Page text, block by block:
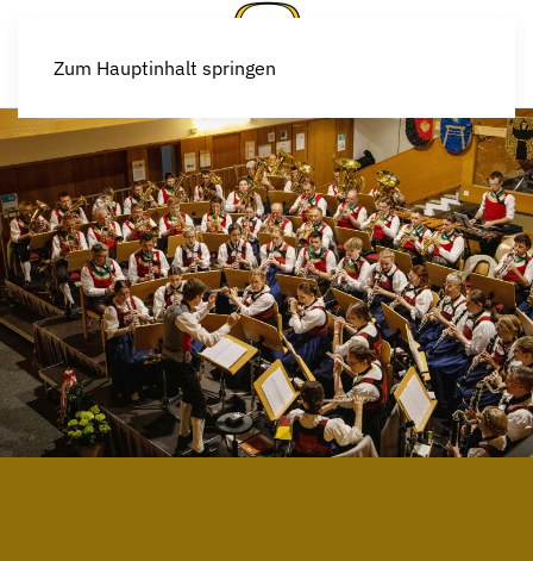
Zum Hauptinhalt springen